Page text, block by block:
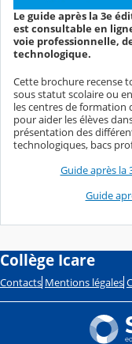
Le guide après la 3e
est consultable en
voie professionnelle,
technologique.
Cette brochure recense
sous statut scolaire ou
les centres de formation
pour aider les élèves
présentation des
technologiques, bacs
Guide après la
Guide
Collège Icare
Contacts Mentions légales